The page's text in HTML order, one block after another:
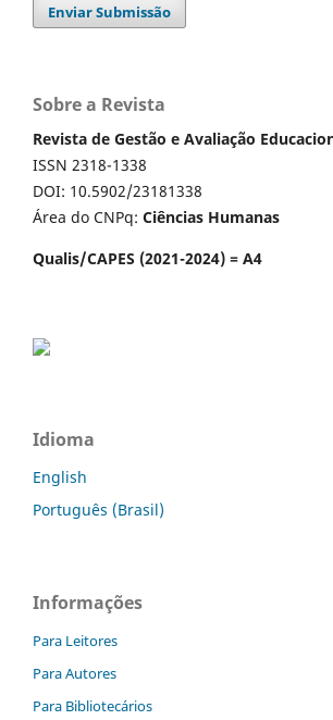
Enviar Submissão
Sobre a Revista
Revista de Gestão e Avaliação
ISSN 2318-1338
DOI: 10.5902/23181338
Área do CNPq: Ciências Humanas
Qualis/CAPES (2021-2024) = A4
Idioma
English
Português (Brasil)
Informações
Para Leitores
Para Autores
Para Bibliotecários